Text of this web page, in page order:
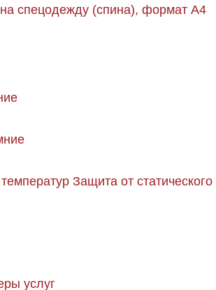
спецодежду (спина), формат А4
Защита от статического
услуг